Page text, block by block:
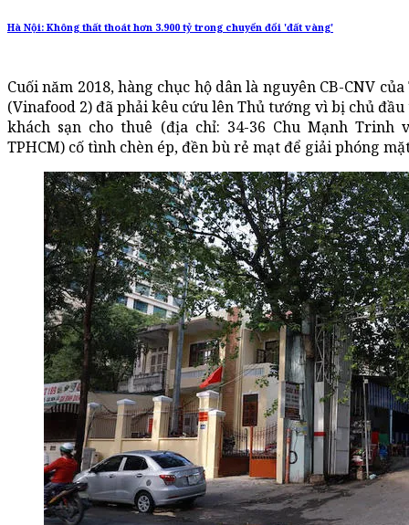
Hà Nội: Không thất thoát hơn 3.900 tỷ trong chuyển đổi 'đất vàng'
Cuối năm 2018, hàng chục hộ dân là nguyên CB-CNV
(Vinafood 2) đã phải kêu cứu lên Thủ tướng vì bị chủ
khách sạn cho thuê (địa chỉ: 34-36 Chu Mạnh Trinh
TPHCM) cố tình chèn ép, đền bù rẻ mạt để giải phóng